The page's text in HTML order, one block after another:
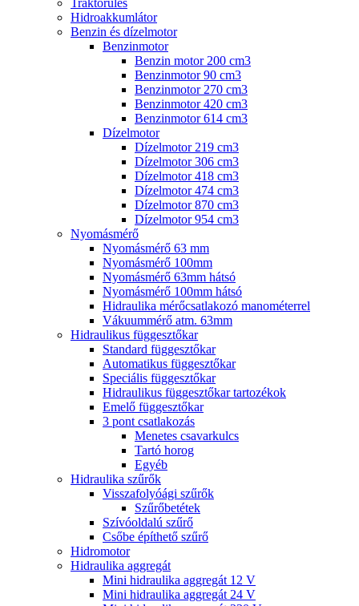
Traktorülés
Hidroakkumlátor
Benzin és dízelmotor
Benzinmotor
Benzin motor 200 cm3
Benzinmotor 90 cm3
Benzinmotor 270 cm3
Benzinmotor 420 cm3
Benzinmotor 614 cm3
Dízelmotor
Dízelmotor 219 cm3
Dízelmotor 306 cm3
Dízelmotor 418 cm3
Dízelmotor 474 cm3
Dízelmotor 870 cm3
Dízelmotor 954 cm3
Nyomásmérő
Nyomásmérő 63 mm
Nyomásmérő 100mm
Nyomásmérő 63mm hátsó
Nyomásmérő 100mm hátsó
Hidraulika mérőcsatlakozó manométerrel
Vákuummérő atm. 63mm
Hidraulikus függesztőkar
Standard függesztőkar
Automatikus függesztőkar
Speciális függesztőkar
Hidraulikus függesztőkar tartozékok
Emelő függesztőkar
3 pont csatlakozás
Menetes csavarkulcs
Tartó horog
Egyéb
Hidraulika szűrők
Visszafolyóági szűrők
Szűrőbetétek
Szívóoldalú szűrő
Csőbe építhető szűrő
Hidromotor
Hidraulika aggregát
Mini hidraulika aggregát 12 V
Mini hidraulika aggregát 24 V